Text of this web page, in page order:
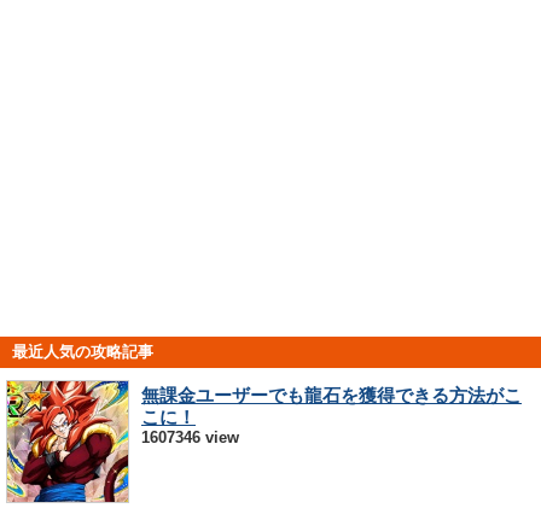
最近人気の攻略記事
無課金ユーザーでも龍石を獲得できる方法がこ
こに！
1607346 view